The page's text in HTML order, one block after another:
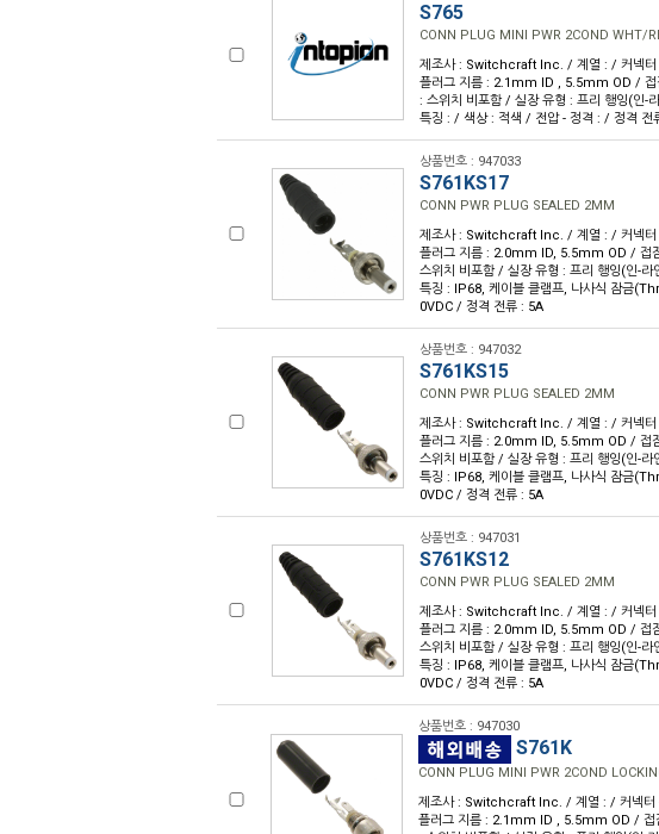
S765
CONN PLUG MINI PWR 2COND WHT/
제조사 : Switchcraft Inc. / 계열 : / 커넥터
플러그 지름 : 2.1mm ID , 5.5mm OD / 접
: 스위치 비포함 / 실장 유형 : 프리 행잉(인-
특징 : / 색상 : 적색 / 전압 - 정격 : / 정격 전
상품번호 : 947033
S761KS17
CONN PWR PLUG SEALED 2MM
제조사 : Switchcraft Inc. / 계열 : / 커넥터
플러그 지름 : 2.0mm ID, 5.5mm OD / 접
스위치 비포함 / 실장 유형 : 프리 행잉(인-
특징 : IP68, 케이블 클램프, 나사식 잠금
0VDC / 정격 전류 : 5A
상품번호 : 947032
S761KS15
CONN PWR PLUG SEALED 2MM
제조사 : Switchcraft Inc. / 계열 : / 커넥터
플러그 지름 : 2.0mm ID, 5.5mm OD / 접
스위치 비포함 / 실장 유형 : 프리 행잉(인-
특징 : IP68, 케이블 클램프, 나사식 잠금
0VDC / 정격 전류 : 5A
상품번호 : 947031
S761KS12
CONN PWR PLUG SEALED 2MM
제조사 : Switchcraft Inc. / 계열 : / 커넥터
플러그 지름 : 2.0mm ID, 5.5mm OD / 접
스위치 비포함 / 실장 유형 : 프리 행잉(인-
특징 : IP68, 케이블 클램프, 나사식 잠금
0VDC / 정격 전류 : 5A
상품번호 : 947030
S761K
CONN PLUG MINI PWR 2COND
제조사 : Switchcraft Inc. / 계열 : / 커넥터
플러그 지름 : 2.1mm ID , 5.5mm OD / 접